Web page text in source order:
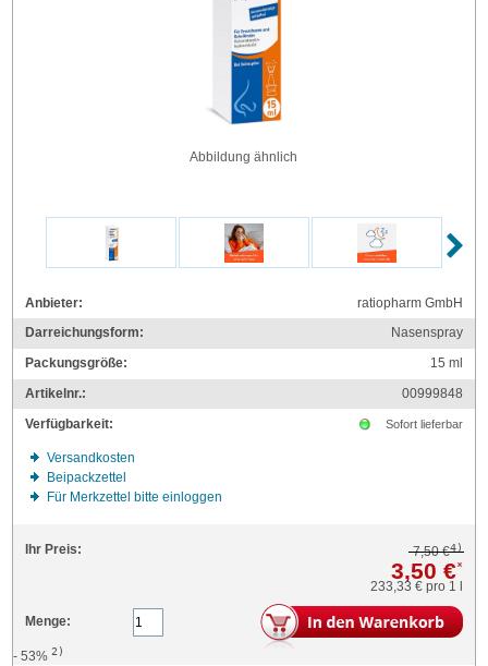
Abbildung ähnlich
Anbieter:
ratiopharm GmbH
Darreichungsform:
Nasenspray
Packungsgröße:
15ml
Artikelnr.:
00999848
Verfügbarkeit:
Sofort lieferbar
Versandkosten
Beipackzettel
Für Merkzettel bitte einloggen
Ihr Preis: 7,50 €4)
3,50 €*
233,33 € pro 1 l
Menge:
- 53%2)